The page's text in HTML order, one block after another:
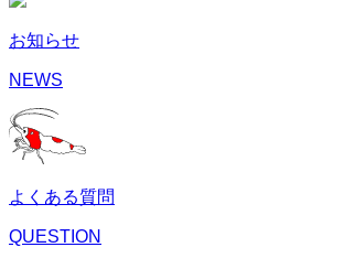
お知らせ
NEWS
よくある質問
QUESTION